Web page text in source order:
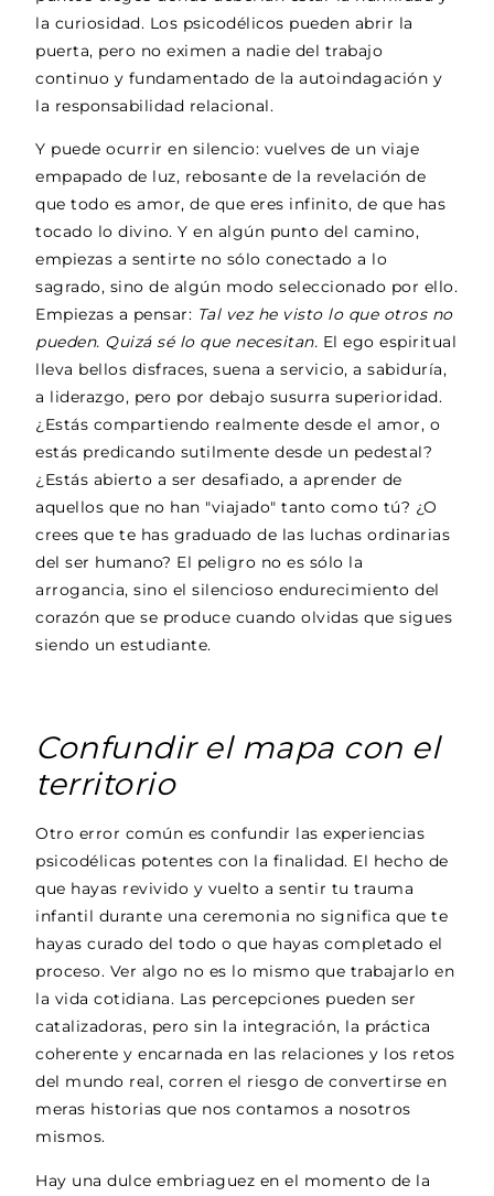
la curiosidad. Los psicodélicos pueden abrir la
puerta, pero no eximen a nadie del trabajo
continuo y fundamentado de la autoindagación y
la responsabilidad relacional.
Y puede ocurrir en silencio: vuelves de un viaje
empapado de luz, rebosante de la revelación de
que todo es amor, de que eres infinito, de que has
tocado lo divino. Y en algún punto del camino,
empiezas a sentirte no sólo conectado a lo
sagrado, sino de algún modo seleccionado por ello.
Empiezas a pensar: Tal vez he visto lo que otros no
pueden. Quizá sé lo que necesitan. El ego espiritual
lleva bellos disfraces, suena a servicio, a sabiduría,
a liderazgo, pero por debajo susurra superioridad.
¿Estás compartiendo realmente desde el amor, o
estás predicando sutilmente desde un pedestal?
¿Estás abierto a ser desafiado, a aprender de
aquellos que no han "viajado" tanto como tú? ¿O
crees que te has graduado de las luchas ordinarias
del ser humano? El peligro no es sólo la
arrogancia, sino el silencioso endurecimiento del
corazón que se produce cuando olvidas que sigues
siendo un estudiante.
Confundir el mapa con el
territorio
Otro error común es confundir las experiencias
psicodélicas potentes con la finalidad. El hecho de
que hayas revivido y vuelto a sentir tu trauma
infantil durante una ceremonia no significa que te
hayas curado del todo o que hayas completado el
proceso. Ver algo no es lo mismo que trabajarlo en
la vida cotidiana. Las percepciones pueden ser
catalizadoras, pero sin la integración, la práctica
coherente y encarnada en las relaciones y los retos
del mundo real, corren el riesgo de convertirse en
meras historias que nos contamos a nosotros
mismos.
Hay una dulce embriaguez en el momento de la